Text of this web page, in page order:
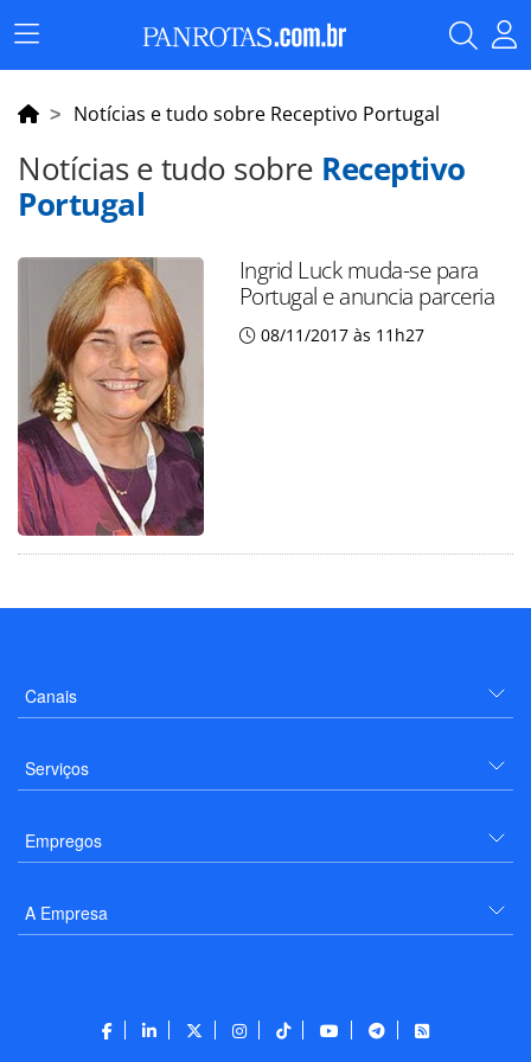
Menu
Principal
Notícias e tudo sobre Receptivo Portugal
Notícias e tudo sobre Receptivo
Portugal
Ingrid Luck muda-se para
Portugal e anuncia parceria
08/11/2017 às 11h27
Canais
Serviços
Empregos
A Empresa